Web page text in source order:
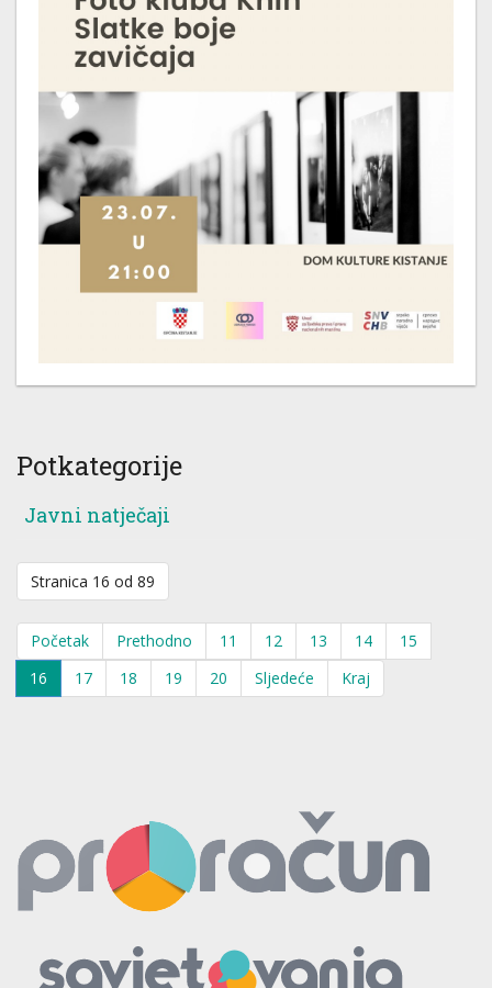
Potkategorije
Javni natječaji
Stranica 16 od 89
Početak Prethodno 11 12 13 14
15
16
17 18 19 20 Sljedeće Kraj